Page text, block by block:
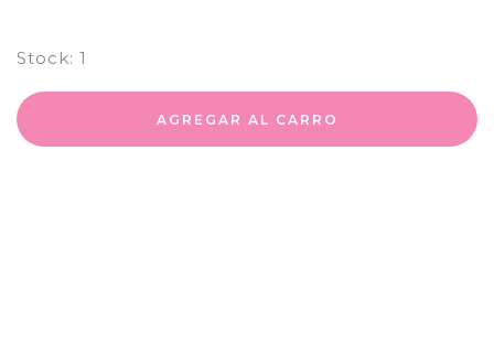
Stock: 1
AGREGAR AL CARRO